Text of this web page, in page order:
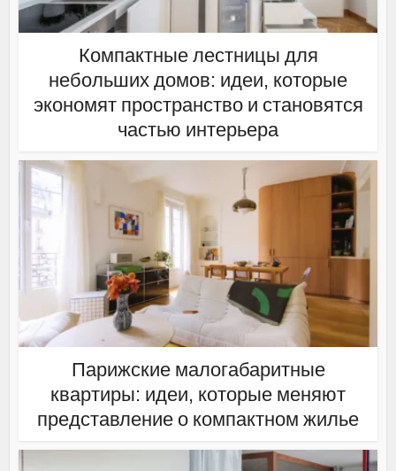
Компактные лестницы для
небольших домов: идеи, которые
экономят пространство и становятся
частью интерьера
Парижские малогабаритные
квартиры: идеи, которые меняют
представление о компактном жилье